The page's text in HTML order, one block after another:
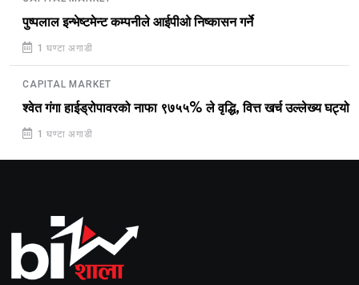
पुष्पलाल इन्भेष्टमेन्ट कम्पनीले आईपीओ निष्कासन गर्ने
1 घण्टा अगाडी
CAPITAL MARKET
श्वेत गंगा हाईड्रोपावरको नाफा ९७५५% ले वृद्धि, वित्त खर्च उल्लेख्य घट्यो
1 घण्टा अगाडी